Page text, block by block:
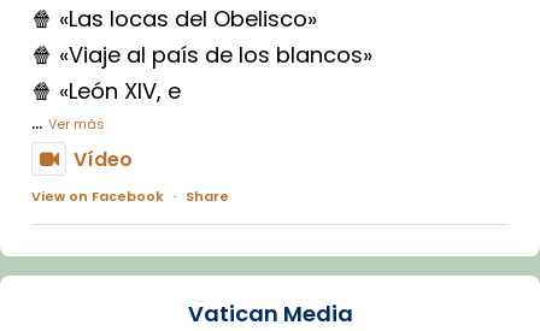
🍿 «Las locas del Obelisco»
🍿 «Viaje al país de los blancos»
🍿 «León XIV, e
... Ver más
Vídeo
View on Facebook · Share
Arquebisbat de Barcelona
Vatican Media